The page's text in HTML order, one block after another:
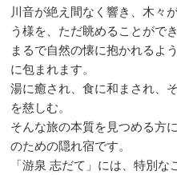
川音が絶え間なく響き、木々
う様を、ただ眺めることができ
まるで自然の懐に抱かれるよ
に包まれます。
湯に癒され、食に和まされ、
を慈しむ。
そんな旅の本質を見つめる方
のための隠れ宿です。
「游泉 志だて」には、特別な